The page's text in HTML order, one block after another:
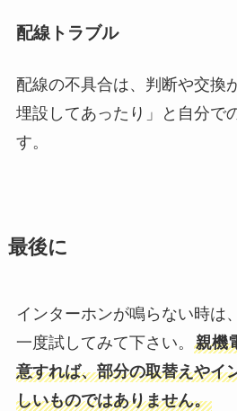
配線トラブル
配線の不具合は、判断や交換
埋設してあったり」と自分で
す。
最後に
インターホンが鳴らない時は
一度試してみて下さい。 親機
意すれば、部分の取替えやイ
しいものではありません。